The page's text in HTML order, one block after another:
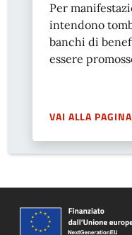
Per
intendono
banchi di
essere
VAI ALLA PAGINA